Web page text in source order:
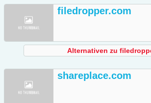
filedropper.com
Alternativen zu
shareplace.com